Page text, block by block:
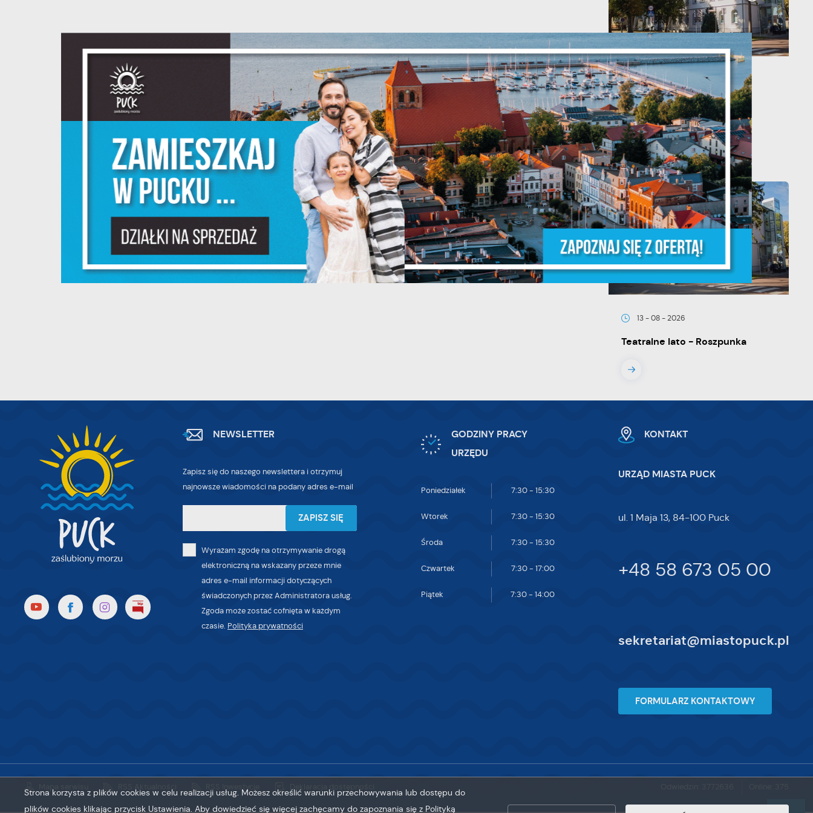
20 - 08 - 2026
Teatralne lato - Zdrowo i
kolorowo
13 - 08 - 2026
Teatralne lato - Roszpunka
NEWSLETTER
Zapisz się do naszego newslettera i otrzymuj
najnowsze wiadomości na podany adres e-mail
Wyrażam zgodę na otrzymywanie drogą
elektroniczną na wskazany przeze mnie
adres e-mail informacji dotyczących
świadczonych przez Administratora usług.
Zgoda może zostać cofnięta w każdym
czasie. Polityka prywatności
GODZINY PRACY
URZĘDU
Poniedziałek 7:30 - 15:30
Wtorek 7:30 - 15:30
Środa 7:30 - 15:30
Czwartek 7:30 - 17:00
Piątek 7:30 - 14:00
KONTAKT
URZĄD MIASTA PUCK
ul. 1 Maja 13, 84-100 Puck
+48 58 673 05 00
sekretariat@miastopuck.pl
FORMULARZ KONTAKTOWY
Mapa serwisu RSS Aktualności RSS Inwestycje Deklaracja dostępności
Strona korzysta z plików cookies w celu realizacji usług. Możesz określić warunki przechowywania lub dostępu do
plików cookies klikając przycisk Ustawienia. Aby dowiedzieć się więcej zachęcamy do zapoznania się z Polityką
Ustawienia
Szanujemy Twoją prywatność. Możesz zmienić ustawienia cookies lub zaakceptować je
wszystkie. W dowolnym momencie możesz dokonać zmiany swoich ustawień.
Niezbędne
Niezbędne pliki cookies służą do prawidłowego funkcjonowania strony internetowej i
umożliwiają Ci komfortowe korzystanie z oferowanych przez nas usług.
Pliki cookies odpowiadają na podejmowane przez Ciebie działania w celu m.in.
dostosowania Twoich ustawień preferencji prywatności, logowania czy wypełniania
formularzy. Dzięki plikom cookies strona, z której korzystasz, może działać bez zakłóceń.
Funkcjonalne i personalizacyjne
Tego typu pliki cookies umożliwiają stronie internetowej zapamiętanie wprowadzonych
przez Ciebie ustawień oraz personalizację określonych funkcjonalności czy
potrzeb.
Cookies analityczne pozwalają na uzyskanie informacji w zakresie wykorzystywania
witryny internetowej, miejsca oraz częstotliwości, z jaką odwiedzane są nasze serwisy
www. Dane pozwalają nam na ocenę naszych serwisów internetowych pod względem
ich popularności wśród użytkowników. Zgromadzone informacje są przetwarzane w
formie zanonimizowanej. Wyrażenie zgody na analityczne pliki cookies gwarantuje
Więcej
Reklamowe
Dzięki reklamowym plikom cookies prezentujemy Ci najciekawsze informacje i
aktualności na stronach naszych partnerów.
Promocyjne pliki cookies służą do prezentowania Ci naszych komunikatów na
podstawie analizy Twoich upodobań oraz Twoich zwyczajów dotyczących przeglądanej
witryny internetowej. Treści promocyjne mogą pojawić się na stronach podmiotów
trzecich lub firm będących naszymi partnerami oraz innych dostawców usług. Firmy te
działają w charakterze pośredników prezentujących nasze treści w postaci wiadomości,
ZAPISZ WYBRANE